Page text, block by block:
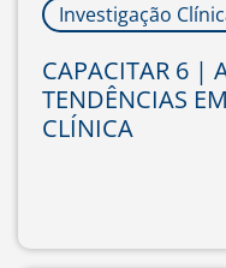
CAPACITAR 6 |
TENDÊNCIAS
CLÍNICA
Investigação